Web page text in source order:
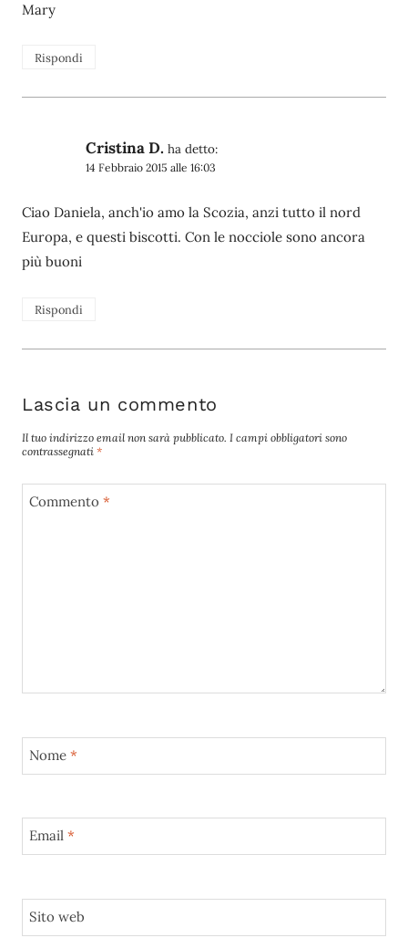
Mary
Rispondi
Cristina D. ha detto:
14 Febbraio 2015 alle 16:03
Ciao Daniela, anch'io amo la Scozia, anzi tutto il nord
Europa, e questi biscotti. Con le nocciole sono ancora
più buoni
Rispondi
Lascia un commento
Il tuo indirizzo email non sarà pubblicato. I campi obbligatori sono
contrassegnati *
Commento *
Nome *
Email *
Sito web